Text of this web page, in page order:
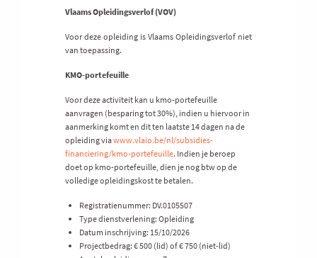
Vlaams Opleidingsverlof (VOV)
Voor deze opleiding is Vlaams Opleidingsverlof niet
van toepassing.
KMO-portefeuille
Voor deze activiteit kan u kmo-portefeuille
aanvragen (besparing tot 30%), indien u hiervoor in
aanmerking komt en dit ten laatste 14 dagen na de
opleiding viawww.vlaio.be/nl/subsidies-
financiering/kmo-portefeuille. Indien je beroep
doet op kmo-portefeuille, dien je nog btw op de
volledige opleidingskost te betalen.
Registratienummer: DV.0105507
Type dienstverlening: Opleiding
Datum inschrijving: 15/10/2026
Projectbedrag: € 500 (lid) of € 750 (niet-lid)